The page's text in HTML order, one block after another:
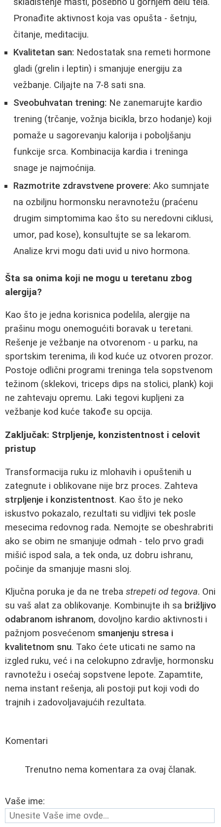
Pronađite aktivnost koja vas opušta - šetnju,
čitanje, meditaciju.
Kvalitetan san: Nedostatak sna remeti hormone
gladi (grelin i leptin) i smanjuje energiju za
vežbanje. Ciljajte na 7-8 sati sna.
Sveobuhvatan trening: Ne zanemarujte kardio
trening (trčanje, vožnja bicikla, brzo hodanje) koji
pomaže u sagorevanju kalorija i poboljšanju
funkcije srca. Kombinacija kardia i treninga
snage je najmoćnija.
Razmotrite zdravstvene provere: Ako sumnjate
na ozbiljnu hormonsku neravnotežu (praćenu
drugim simptomima kao što su neredovni ciklusi,
umor, pad kose), konsultujte se sa lekarom.
Analize krvi mogu dati uvid u nivo hormona.
Šta sa onima koji ne mogu u teretanu zbog
alergija?
Kao što je jedna korisnica podelila, alergije na
prašinu mogu onemogućiti boravak u teretani.
Rešenje je vežbanje na otvorenom - u parku, na
sportskim terenima, ili kod kuće uz otvoren prozor.
Postoje odlični programi treninga tela sopstvenom
težinom (sklekovi, triceps dips na stolici, plank) koji
ne zahtevaju opremu. Laki tegovi kupljeni za
vežbanje kod kuće takođe su opcija.
Zaključak: Strpljenje, konzistentnost i celovit
pristup
Transformacija ruku iz mlohavih i opuštenih u
zategnute i oblikovane nije brz proces. Zahteva
strpljenje i konzistentnost. Kao što je neko
iskustvo pokazalo, rezultati su vidljivi tek posle
mesecima redovnog rada. Nemojte se obeshrabriti
ako se obim ne smanjuje odmah - telo prvo gradi
mišić ispod sala, a tek onda, uz dobru ishranu,
počinje da smanjuje masni sloj.
Ključna poruka je da ne treba strepeti od tegova. Oni
su vaš alat za oblikovanje. Kombinujte ih sa brižljivo
odabranom ishranom, dovoljno kardio aktivnosti i
pažnjom posvećenom smanjenju stresa i
kvalitetnom snu. Tako ćete uticati ne samo na
izgled ruku, već i na celokupno zdravlje, hormonsku
ravnotežu i osećaj sopstvene lepote. Zapamtite,
nema instant rešenja, ali postoji put koji vodi do
trajnih i zadovoljavajućih rezultata.
Komentari
Trenutno nema komentara za ovaj članak.
Vaše ime: